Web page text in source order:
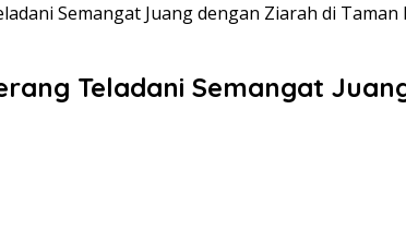
Semangat Juang dengan Ziarah di Taman
Teladani Semangat